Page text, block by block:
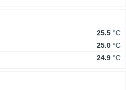
25.5 °C
25.0 °C
24.9 °C